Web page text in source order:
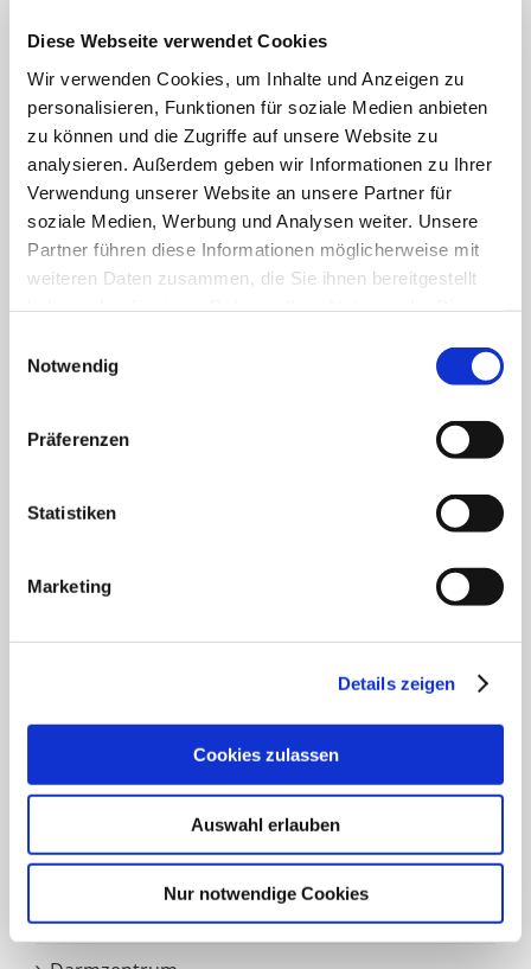
Diese Webseite verwendet Cookies
Wir verwenden Cookies, um Inhalte und Anzeigen zu
personalisieren, Funktionen für soziale Medien anbieten
zu können und die Zugriffe auf unsere Website zu
analysieren. Außerdem geben wir Informationen zu Ihrer
Verwendung unserer Website an unsere Partner für
soziale Medien, Werbung und Analysen weiter. Unsere
Partner führen diese Informationen möglicherweise mit
weiteren Daten zusammen, die Sie ihnen bereitgestellt
Notwendig
Präferenzen
Statistiken
Marketing
Details zeigen
Cookies zulassen
Auswahl erlauben
Nur notwendige Cookies
FACHBEREICHE
Klinik für Allgemein-, Viszeral- und minimal-
invasive Chirurgie
Klinik für Anästhesiologie & Intensivmedizin
Klinik für Innere Medizin Goethestraße
Klinik für Orthopädie & Unfallchirurgie
Klinik für Plastische und Ästhetische Chirurgie,
Frauenklinik
Zentrale Notaufnahme
Märkisches Brustzentrum